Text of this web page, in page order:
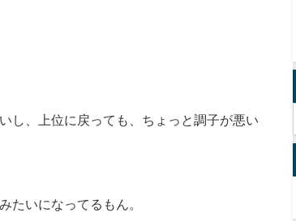
、上位に戻っても、ちょっと調子が悪い
いになってるもん。